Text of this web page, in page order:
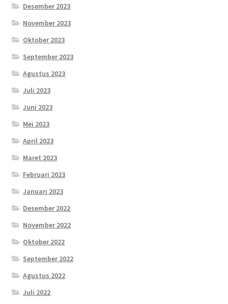
Desember 2023
November 2023
Oktober 2023
September 2023
Agustus 2023
Juli 2023
Juni 2023
Mei 2023
April 2023
Maret 2023
Februari 2023
Januari 2023
Desember 2022
November 2022
Oktober 2022
September 2022
Agustus 2022
Juli 2022